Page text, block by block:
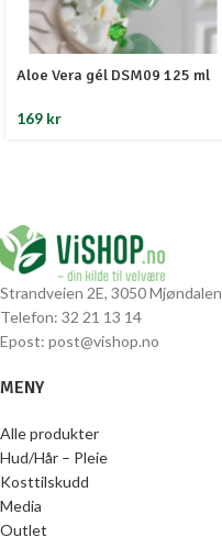
Aloe Vera gél DSM09 125 ml
169 kr
Strandveien 2E, 3050 Mjøndalen
Telefon: 32 21 13 14
Epost: post@vishop.no
MENY
Alle produkter
Hud/Hår – Pleie
Kosttilskudd
Media
Outlet